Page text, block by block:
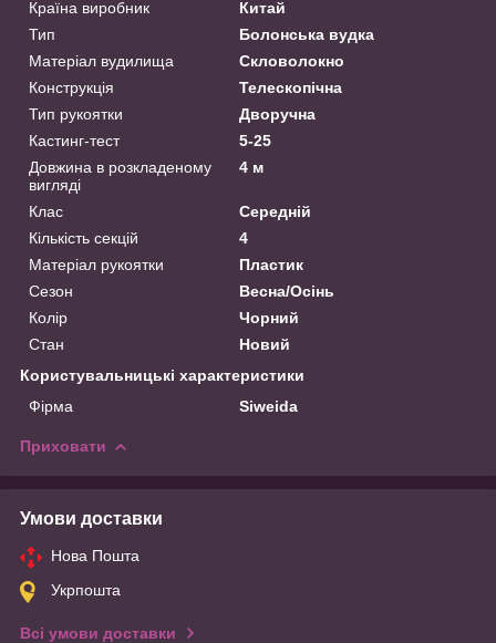
Країна виробник
Китай
Тип
Болонська вудка
Матеріал вудилища
Скловолокно
Конструкція
Телескопічна
Тип рукоятки
Дворучна
Кастинг-тест
5-25
Довжина в розкладеному
вигляді
4 м
Клас
Середній
Кількість секцій
4
Матеріал рукоятки
Пластик
Сезон
Весна/Осінь
Колір
Чорний
Стан
Новий
Користувальницькі характеристики
Фірма
Siweida
Приховати
Умови доставки
Нова Пошта
Укрпошта
Всі умови доставки